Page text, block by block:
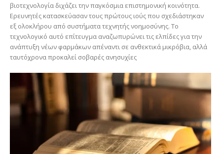
βιοτεχνολογία διχάζει την παγκόσμια επιστημονική κοινότητα.
Ερευνητές κατασκεύασαν τους πρώτους ιούς που σχεδιάστηκαν
εξ ολοκλήρου από συστήματα τεχνητής νοημοσύνης. Το
τεχνολογικό αυτό επίτευγμα αναζωπυρώνει τις ελπίδες για την
ανάπτυξη νέων φαρμάκων απέναντι σε ανθεκτικά μικρόβια, αλλά
ταυτόχρονα προκαλεί σοβαρές ανησυχίες